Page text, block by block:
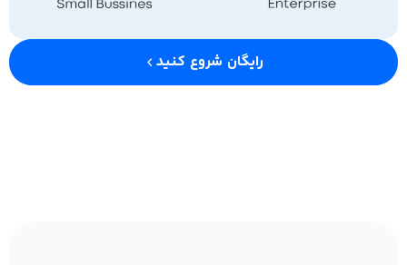
رایگان شروع کنید